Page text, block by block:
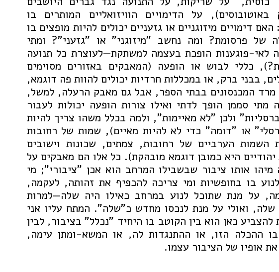
באוטובוסים), על הדימויים הוויזואליים המותרים בו
דימויים מיזוגניים או גזעניים יכולים להיות מופצים בו
של פרסומת? ומה נחשב "מיזוגני" או "גזעני"? ומתי
לאי-פוגענות הופכת בעצמה למשתקת—לעוצרת כל תנועה
כללי לבוש או הופעה (המאבקים באזורים מסוימים
בבני ברק, או במכללות חרדיות יכולים להוות פה דוגמא,
מרד המכנסונים בבתי הספר, אבל גם מאבק הרעלה, למשל,
מתי סממן הופך לדתי ואילו צורות הופעה יכולות לעבור
ולכן "לא מאיימות", ולמה בכלל משהו צריך להיות
או "דומה" כדי לא להיות מאיים), שמות של רחובות
השמות הערביים של רחובות, צמתים, שכונות וישובים
היא כמובן דוגמא מובהקת). כל אלו הם מאבקים על
אותו ציבור שבשבילו המרחב הוא אכן "ציבורי"; מי
בו בחופשיות ומי צריכה להכפיף את זהותה, לעקמה,
על מנת שתוכל לנוע במרחב כאילו היה שלה—למרות
שלה, ואולי על מנת לנכסו מחדש כ"שלה". המתח עליו אני
כאן הוא בין הקוטב בו היחיד "נכלל" בציבור, לבין
בו ההכלה הזו, או ההתנגדות לה, או המשא-ומתן עימה,
אופיו של הציבור עצמו.